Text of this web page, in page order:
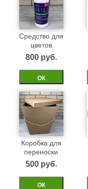
Средство для
цветов
800 pуб.
ОК
Коробка для
переноски
500 pуб.
ОК